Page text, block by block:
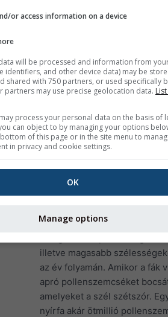
egészségre.
nyálkahártyájában, és
csökkentheti a
szembeni immunitást
mint a sípoló légzés,
megfázás, influenza és
Európa esetében a
Nouvelle területére
Nyírfapollenaz egyik
illetve magasabb
az év folyamán. Amikor a fák
apró pollenszemcséket
amelyeket a szél szétszór.
nyírfa akár ötmillió
or access information on a device
will be processed and information from
identifiers, and other device data) may be
shared with 750 partners, or used specifically
partners may use precise geolocation data.
process your personal data on the basis of
can object to by managing your options
of this page or in the site menu to
in privacy and cookie settings.
OK
Manage options